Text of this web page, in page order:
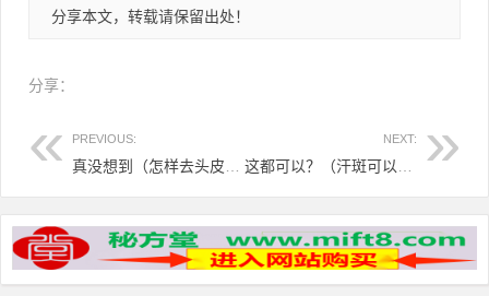
分享本文，转载请保留出处！
分享：
PREVIOUS: NEXT: